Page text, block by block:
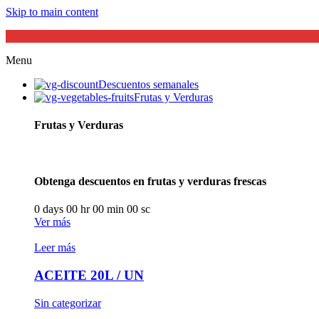
Skip to main content
Menu
Descuentos semanales
Frutas y Verduras
Frutas y Verduras
Obtenga descuentos en frutas y verduras frescas
0 days 00 hr00 min 00 sc
Ver más
Leer más
ACEITE 20L / UN
Sin categorizar